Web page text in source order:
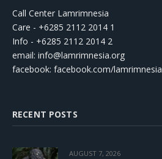
Call Center Lamrimnesia
Care - +6285 2112 2014 1
Info - +6285 2112 2014 2
email: info@lamrimnesia.org
facebook: facebook.com/lamrimnesia
RECENT POSTS
AUGUST 7, 2026